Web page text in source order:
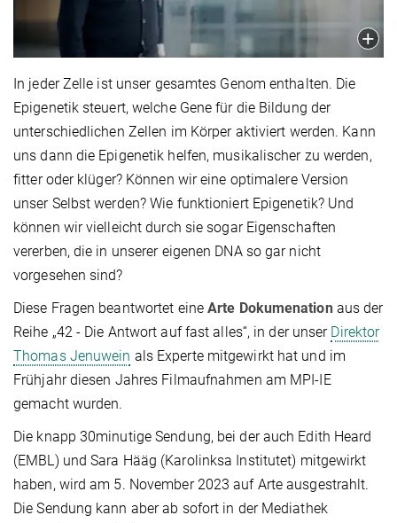
In jeder Zelle ist unser gesamtes Genom enthalten. Die
Epigenetik steuert, welche Gene für die Bildung der
unterschiedlichen Zellen im Körper aktiviert werden. Kann
uns dann die Epigenetik helfen, musikalischer zu werden,
fitter oder klüger? Können wir eine optimalere Version
unser Selbst werden? Wie funktioniert Epigenetik? Und
können wir vielleicht durch sie sogar Eigenschaften
vererben, die in unserer eigenen DNA so gar nicht
vorgesehen sind?
Diese Fragen beantwortet eine Arte Dokumenation aus der
Reihe „42 - Die Antwort auf fast alles“, in der unser Direktor
Thomas Jenuwein als Experte mitgewirkt hat und im
Frühjahr diesen Jahres Filmaufnahmen am MPI-IE
gemacht wurden.
Die knapp 30minutige Sendung, bei der auch Edith Heard
(EMBL) und Sara Hääg (Karolinksa Institutet) mitgewirkt
haben, wird am 5. November 2023 auf Arte ausgestrahlt.
Die Sendung kann aber ab sofort in der Mediathek